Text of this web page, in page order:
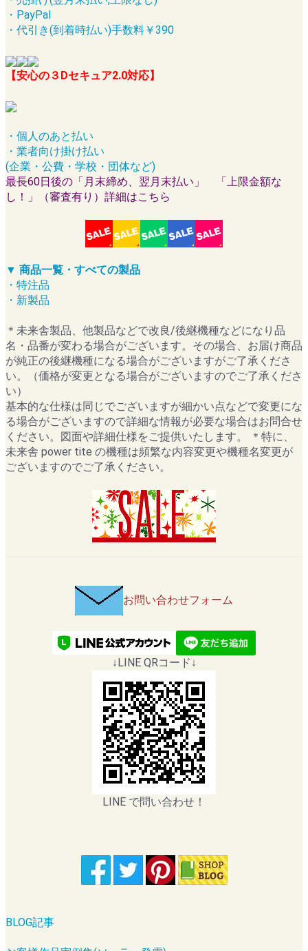
・PayPal
・代引き(到着時払い)手数料￥390
【安心の３Dセキュア2.0対応】
・個人のあと払い
・業者向け掛け払い
(企業・公費・学校・団体など)
最長60日後の「月末締め、翌月末払い」 「上限金額な
し！」（審査有り）詳細はこちら
▼ 商品一覧・すべての製品
・特注品
・新製品
＊未来舎製品、他製品などで改良/後継機種などになり品
名・品番が変わる場合がございます。その場合、お届け商品
が純正の後継機種になる場合がございますがご了承くださ
い。（価格が変更となる場合がございますのでご了承くださ
い）
基本的な仕様は同じでございますが細かい点などで変更にな
る場合がございますので詳細な情報が必要な場合はお問合せ
ください。図面や詳細仕様をご提供いたします。 ＊特に、
未来舎 power tite の機種は頻繁な内容変更や機種名変更が
ございますのでご了承ください。
お問い合わせフォーム
↓LINE QRコード↓
LINE で問い合わせ！
BLOG記事